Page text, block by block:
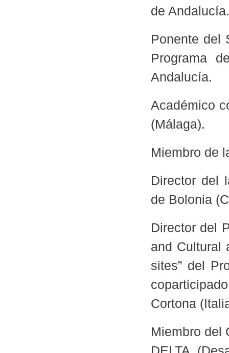
de Andalucía.
Ponente del
Programa
Andalucía.
Académico
(Málaga).
Miembro de
Director del
de Bolonia
Director del
and Cultural
sites” del
Cortona
Miembro del